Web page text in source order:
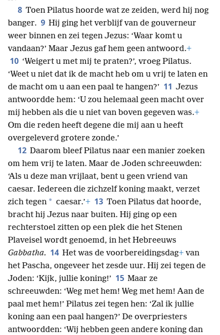
8 Toen Pilatus hoorde wat ze zeiden, werd hij nog
banger. 9 Hij ging het verblijf van de gouverneur
weer binnen en zei tegen Jezus: ‘Waar komt u
vandaan?’ Maar Jezus gaf hem geen antwoord.+
10 ‘Weigert u met mij te praten?’, vroeg Pilatus.
‘Weet u niet dat ik de macht heb om u vrij te laten en
de macht om u aan een paal te hangen?’ 11 Jezus
antwoordde hem: ‘U zou helemaal geen macht over
mij hebben als die u niet van boven gegeven was.+
Om die reden heeft degene die mij aan u heeft
overgeleverd grotere zonde.’
12 Daarom bleef Pilatus naar een manier zoeken
om hem vrij te laten. Maar de Joden schreeuwden:
‘Als u deze man vrijlaat, bent u geen vriend van
caesar. Iedereen die zichzelf koning maakt, verzet
zich tegen * caesar.’+ 13 Toen Pilatus dat hoorde,
bracht hij Jezus naar buiten. Hij ging op een
rechterstoel zitten op een plek die het Stenen
Plaveisel wordt genoemd, in het Hebreeuws
Gabbatha. 14 Het was de voorbereidingsdag+ van
het Pascha, ongeveer het zesde uur. Hij zei tegen de
Joden: ‘Kijk, jullie koning!’ 15 Maar ze
schreeuwden: ‘Weg met hem! Weg met hem! Aan de
paal met hem!’ Pilatus zei tegen hen: ‘Zal ik jullie
koning aan een paal hangen?’ De overpriesters
antwoordden: ‘Wij hebben geen andere koning dan